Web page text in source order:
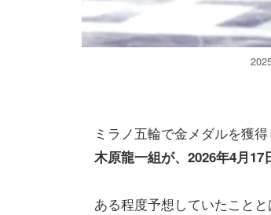
ミラノ五輪で金メダルを獲
木原龍一組が、2026年4月17
ある程度予想していたこと